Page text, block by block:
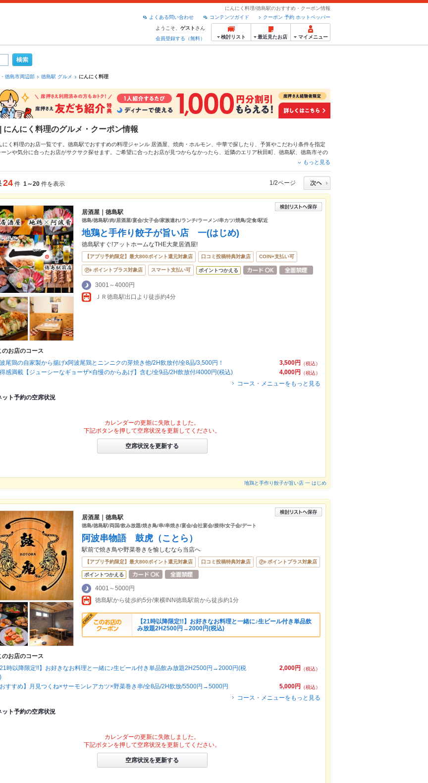
にんにく料理/徳島駅のおすすめ・クーポン情報
クーポン 予約 ホットペッパー
コンテンツガイド
よくある問い合わせ
ようこそ、 ゲスト さん
会員登録する（無料）
検討リスト 最近見たお店 マイメニュー
徳島市周辺部 徳島駅 グルメ にんにく料理
にんにく料理のグルメ・クーポン情報
にく料理のお店一覧です。徳島駅でおすすめの料理ジャンル 居酒屋 焼肉・ホルモン 中華で探したり、予算やこだわり条件を指定
ンや気分に合ったお店がサクサク探せます。ご希望に合ったお店が見つからなかったら、近隣のエリア秋田町 徳島駅
徳島市その
手羽先
や季節
もっと見る
24 件 1～20 件を表示 1/2ページ
居酒屋｜徳島駅
徳島/徳島駅/肉/居酒屋/宴会/女子会/家族連れ/ランチ/ラーメン/串カツ/焼鳥/定食/駅近
地鶏と手作り餃子が旨い店 一(はじめ)
徳島駅すぐ!アットホームなTHE大衆居酒屋!
【アプリ予約限定】最大800ポイント還元対象店 口コミ投稿特典対象店 COIN+支払い可
ポイントプラス対象店 スマート支払い可 ポイントつかえる
3001～4000円
ＪＲ徳島駅出口より徒歩約4分
のお店のコース
3,500円
（税込）
尾鶏の自家製から揚げx阿波尾鶏とニンニクの芽焼き他/2H飲放付/全8品/3,500円！
4,000円
（税込）
感満載【ジューシーなギョーザ×自慢のからあげ】含む/全9品/2H飲放付/4000円(税込)
コース・メニューをもっと見る
ット予約の空席状況
カレンダーの更新に失敗しました。
下記ボタンを押して空席状況を更新してください。
空席状況を更新する
地鶏と手作り餃子が旨い店 一 はじめ
居酒屋｜徳島駅
徳島/徳島駅/両国/飲み放題/焼き鳥/串/串焼き/宴会/会社宴会/接待/女子会/デート
阿波串物語 鼓虎（ことら）
駅前で焼き鳥や野菜巻きを愉しむなら当店へ
【アプリ予約限定】最大800ポイント還元対象店 口コミ投稿特典対象店 ポイントプラス対象店
ポイントつかえる
4001～5000円
徳島駅から徒歩約5分/東横INN徳島駅前から徒歩約1分
【21時以降限定!!】お好きなお料理と一緒に♪生ビール付き単品飲
み放題2H2500円→2000円(税込)
のお店のコース
2,000円
（税込）
21時以降限定!!】お好きなお料理と一緒に♪生ビール付き単品飲み放題2H2500円→2000円(税
5,000円
（税込）
おすすめ】月見つくね×サーモンレアカツ×野菜巻き串/全8品/2H飲放/5500円→5000円
コース・メニューをもっと見る
ット予約の空席状況
カレンダーの更新に失敗しました。
下記ボタンを押して空席状況を更新してください。
空席状況を更新する